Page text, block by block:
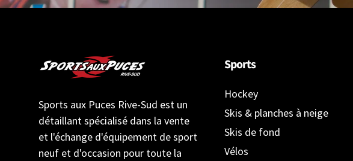
Sports aux Puces Rive-Sud est un
détaillant spécialisé dans la vente
et l'échange d'équipement de sport
neuf et d'occasion pour toute la
Sports
Hockey
Skis & planches à neige
Skis de fond
Vélos